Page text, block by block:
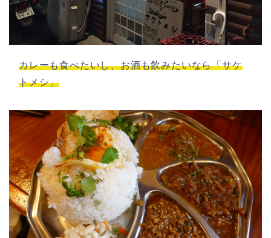
カレーも食べたいし、お酒も飲みたいなら「サケ
トメシ」